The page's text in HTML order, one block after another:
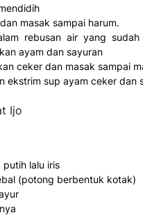
masak sampai harum.
rebusan air yang sudah
ayam dan sayuran
ceker dan masak sampai
ekstrim sup ayam ceker dan
Ijo
lalu iris
(potong berbentuk kotak)